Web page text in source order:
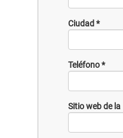
Ciudad *
Teléfono*
Sitio web de